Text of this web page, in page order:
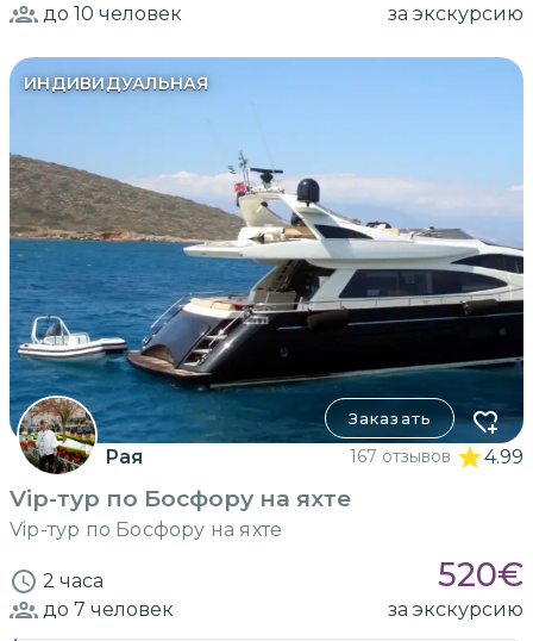
до 10 человек за экскурсию
ИНДИВИДУАЛЬНАЯ
Заказать
Рая 167 отзывов 4.99
Vip-тур по Босфору на яхте
Vip-тур по Босфору на яхте
2 часа 520€
до 7 человек за экскурсию